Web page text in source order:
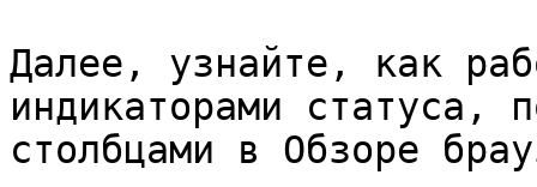
Далее, узнайте, как
индикаторами статуса,
столбцами в Обзоре